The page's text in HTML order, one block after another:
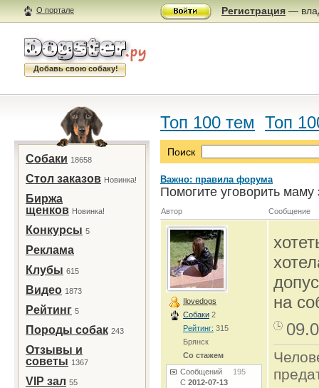
О портале Регистрация —
Добавь свою собаку!
Собаки 18658
Стол заказов Новинка!
Биржа
щенков Новинка!
Конкурсы 5
Реклама
Клубы 615
Видео 1873
Рейтинг 5
Породы собак 243
Отзывы и
советы 1367
VIP зал 55
Топ 100 тем Топ
Поиск
Важно: правила форума
Помогите уговорить маму
Автор Сообщение
Ilovedogs
Собаки 2
Рейтинг: 315
Брянск
Со стажем
Сообщений 195
С 2012-07-13
на